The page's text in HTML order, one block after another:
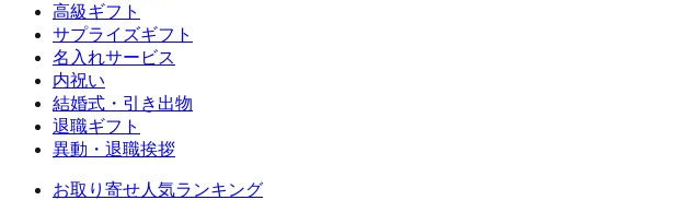
高級ギフト
サプライズギフト
名入れサービス
内祝い
結婚式・引き出物
退職ギフト
異動・退職挨拶
お取り寄せ人気ランキング